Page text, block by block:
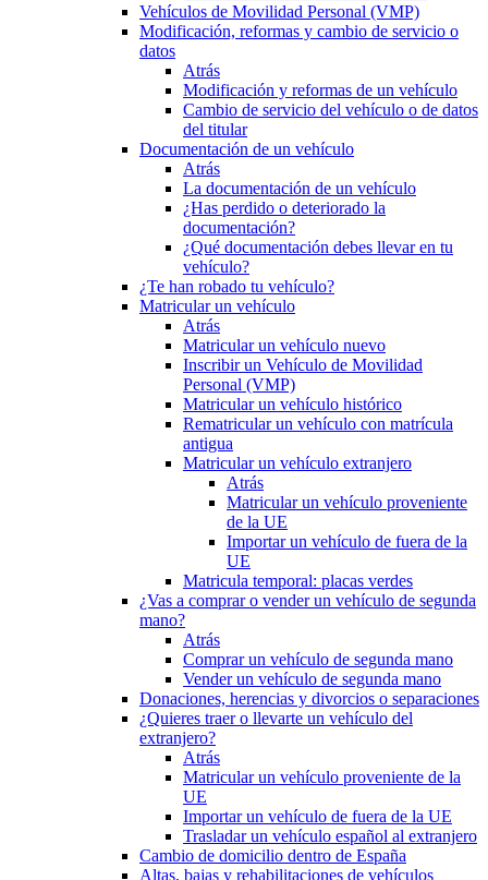
Vehículos de Movilidad Personal (VMP)
Modificación, reformas y cambio de servicio o
datos
Atrás
Modificación y reformas de un vehículo
Cambio de servicio del vehículo o de datos
del titular
Documentación de un vehículo
Atrás
La documentación de un vehículo
¿Has perdido o deteriorado la
documentación?
¿Qué documentación debes llevar en tu
vehículo?
¿Te han robado tu vehículo?
Matricular un vehículo
Atrás
Matricular un vehículo nuevo
Inscribir un Vehículo de Movilidad
Personal (VMP)
Matricular un vehículo histórico
Rematricular un vehículo con matrícula
antigua
Matricular un vehículo extranjero
Atrás
Matricular un vehículo proveniente
de la UE
Importar un vehículo de fuera de la
UE
Matricula temporal: placas verdes
¿Vas a comprar o vender un vehículo de segunda
mano?
Atrás
Comprar un vehículo de segunda mano
Vender un vehículo de segunda mano
Donaciones, herencias y divorcios o separaciones
¿Quieres traer o llevarte un vehículo del
extranjero?
Atrás
Matricular un vehículo proveniente de la
UE
Importar un vehículo de fuera de la UE
Trasladar un vehículo español al extranjero
Cambio de domicilio dentro de España
Altas, bajas y rehabilitaciones de vehículos